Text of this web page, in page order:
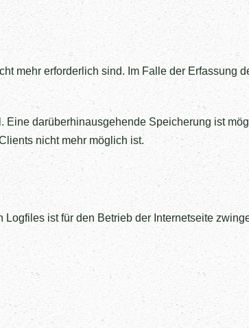
mehr erforderlich sind. Im Falle der Erfassung
darüberhinausgehende Speicherung ist
nicht mehr möglich ist.
ist für den Betrieb der Internetseite